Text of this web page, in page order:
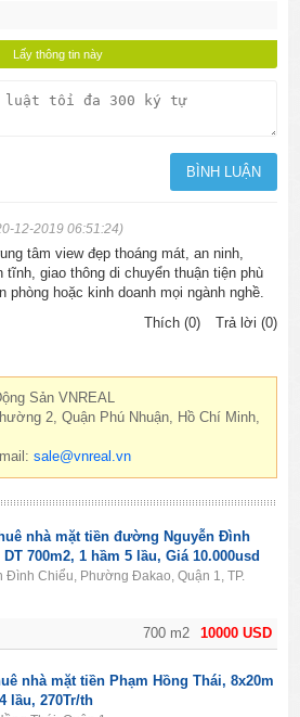
12-2019 06:51:24)
tâm view đẹp thoáng mát, an ninh,
tĩnh, giao thông di chuyển thuận tiện phù
phòng hoặc kinh doanh mọi ngành nghề.
Thích (0)
Trả lời (0)
Sản VNREAL
2, Quận Phú Nhuận, Hồ Chí Minh,
sale@vnreal.vn
10000 USD
700 m2
nhà mặt tiền đường Nguyễn Đình
700m2, 1 hầm 5 lầu, Giá 10.000usd
Đình Chiểu, Phường Đakao, Quận 1, TP.
nhà mặt tiền Phạm Hồng Thái, 8x20m
lầu, 270Tr/th